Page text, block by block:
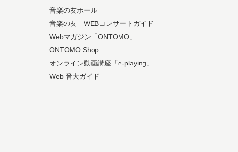
音楽の友ホール
音楽の友 WEBコンサートガイド
Webマガジン「ONTOMO」
ONTOMO Shop
オンライン動画講座「e-playing」
Web 音大ガイド